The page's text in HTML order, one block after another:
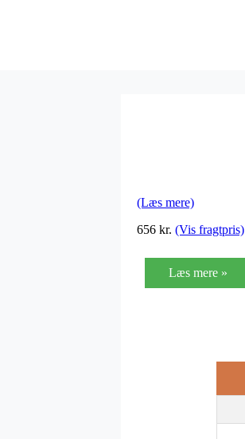
(Læs mere)
656 kr. (Vis fragtpris)
Læs mere »